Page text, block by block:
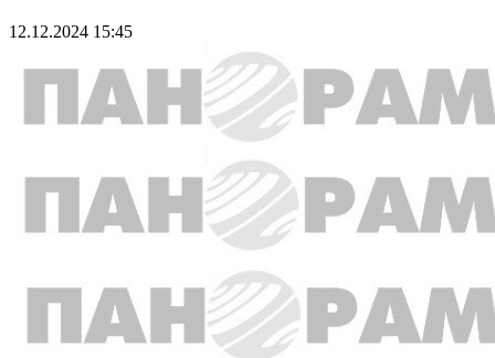
12.12.2024 15:45